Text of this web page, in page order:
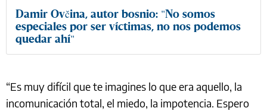
Damir Ovčina, autor bosnio: "No somos
especiales por ser víctimas, no nos podemos
quedar ahí"
“Es muy difícil que te imagines lo que era aquello, la
incomunicación total, el miedo, la impotencia. Espero